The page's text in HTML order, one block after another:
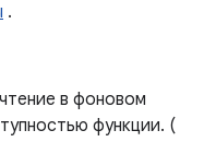
.
в фоновом
функции. (